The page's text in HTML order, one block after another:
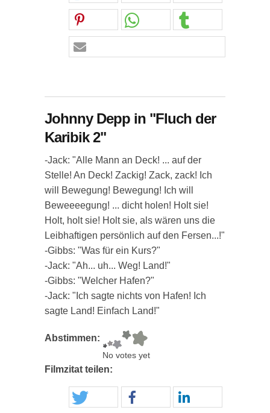
Johnny Depp in "Fluch der
Karibik 2"
-Jack: "Alle Mann an Deck! ... auf der
Stelle! An Deck! Zackig! Zack, zack! Ich
will Bewegung! Bewegung! Ich will
Beweeeegung! ... dicht holen! Holt sie!
Holt, holt sie! Holt sie, als wären uns die
Leibhaftigen persönlich auf den Fersen...!"
-Gibbs: "Was für ein Kurs?"
-Jack: "Ah... uh... Weg! Land!"
-Gibbs: "Welcher Hafen?"
-Jack: "Ich sagte nichts von Hafen! Ich
sagte Land! Einfach Land!"
Abstimmen:
No votes yet
Filmzitat teilen: